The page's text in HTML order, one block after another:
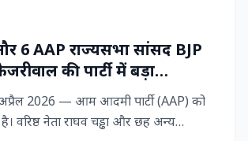
6 AAP राज्‍यसभा सांसद BJP
की पार्टी में बड़ा
2026 — आम आदमी पार्टी (AAP) को
वरिष्ठ नेता राघव चड्ढा और छह अन्य